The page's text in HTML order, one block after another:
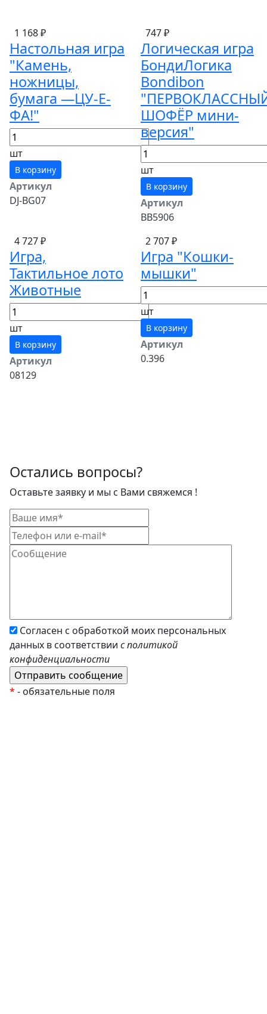
1 168 ₽
Настольная игра
"Камень,
ножницы,
бумага —ЦУ-Е-
ФА!"
шт
В корзину
Артикул
DJ-BG07
747 ₽
Логическая игра
БондиЛогика
Bondibon
ШОФЁР мини-
версия"
шт
В корзину
Артикул
ВВ5906
4 727 ₽
Игра,
Тактильное лото
Животные
шт
В корзину
Артикул
08129
2 707 ₽
Игра "Кошки-
мышки"
шт
В корзину
Артикул
0.396
Остались вопросы?
Оставьте заявку и мы с Вами свяжемся !
Согласен с обработкой моих персональных
данных в соответствии с политикой
конфиденциальности
* - обязательные поля